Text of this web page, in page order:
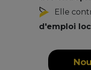
Elle
d'emploi